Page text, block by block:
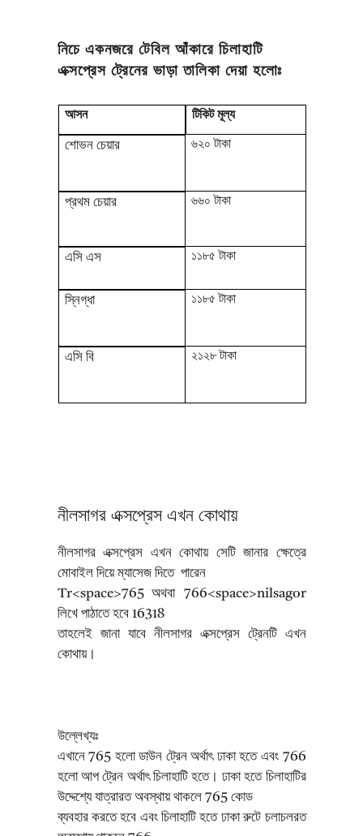
নিচে একনজরে টেবিল আঁকারে চিলাহাটি
এক্সপ্রেস ট্রেনের ভাড়া তালিকা দেয়া হলোঃ
আসন টিকিট মূল্য
শোভন চেয়ার ৬২০ টাকা
প্রথম চেয়ার ৬৬০ টাকা
এসি এস ১১৮৫ টাকা
স্নিগ্ধা ১১৮৫ টাকা
এসি বি ২১২৮ টাকা
নীলসাগর এক্সপ্রেস এখন কোথায়
নীলসাগর এক্সপ্রেস এখন কোথায় সেটি জানার ক্ষেত্রে
মোবাইল দিয়ে ম্যাসেজ দিতে পারেন
Tr<space>765 অথবা 766<space>nilsagor
লিখে পাঠাতে হবে 16318
তাহলেই জানা যাবে নীলসাগর এক্সপ্রেস ট্রেনটি এখন
কোথায়।
উল্লেখ্যঃ
এখানে 765 হলো ডাউন ট্রেন অর্থাৎ ঢাকা হতে এবং 766
হলো আপ ট্রেন অর্থাৎ চিলাহাটি হতে। ঢাকা হতে চিলাহাটির
উদ্দেশ্যে যাত্রারত অবস্থায় থাকলে 765 কোড
ব্যবহার করতে হবে এবং চিলাহাটি হতে ঢাকা রুটে চলাচলরত